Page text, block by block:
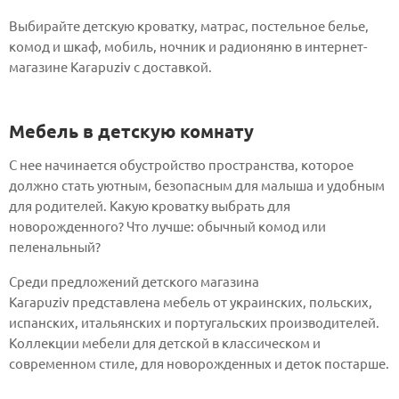
Выбирайте детскую кроватку, матрас, постельное белье,
комод и шкаф, мобиль, ночник и радионяню в интернет-
магазине Karapuziv с доставкой.
Мебель в детскую комнату
С нее начинается обустройство пространства, которое
должно стать уютным, безопасным для малыша и удобным
для родителей. Какую кроватку выбрать для
новорожденного? Что лучше: обычный комод или
пеленальный?
Среди предложений детского магазина
Karapuziv представлена мебель от украинских, польских,
испанских, итальянских и португальских производителей.
Коллекции мебели для детской в классическом и
современном стиле, для новорожденных и деток постарше.